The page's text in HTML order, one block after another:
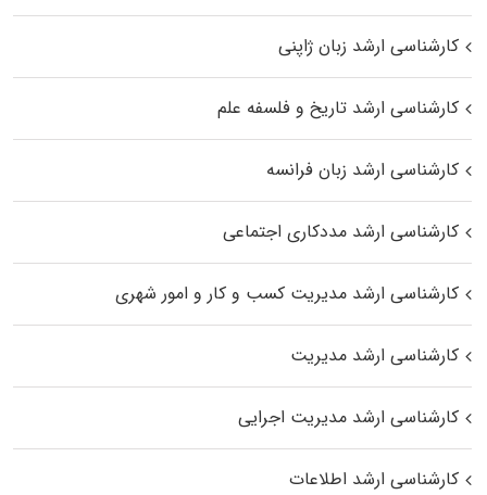
کارشناسی ارشد زبان ژاپنی
کارشناسی ارشد تاریخ و فلسفه علم
کارشناسی ارشد زبان فرانسه
کارشناسی ارشد مددکاری اجتماعی
کارشناسی ارشد مدیریت کسب و کار و امور شهری
کارشناسی ارشد مدیریت
کارشناسی ارشد مدیریت اجرایی
کارشناسی ارشد اطلاعات